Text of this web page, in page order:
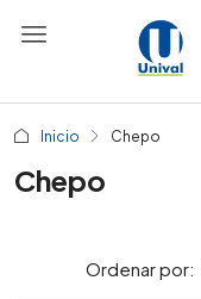
Inicio Chepo
Chepo
Ordenar por: